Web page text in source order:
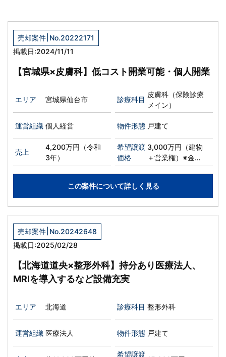
売却案件 No.20222171
掲載日:2024/11/11
【宮城県×皮膚科】低コスト開業可能・個人開業
エリア 宮城県仙台市 診療科目
皮膚科（保険診療
メイン）
運営組織 個人経営 物件形態 戸建て
売上
4,200万円（令和
3年）
希望譲渡
価格
3,000万円（建物
＋営業権）※金額
相談可
この案件について詳しく見る
売却案件 No.20242648
掲載日:2025/02/28
【北海道道央×整形外科】持分あり医療法人、
MRIを導入するなど設備充実
エリア 北海道 診療科目 整形外科
運営組織 医療法人 物件形態 戸建て
希望譲渡